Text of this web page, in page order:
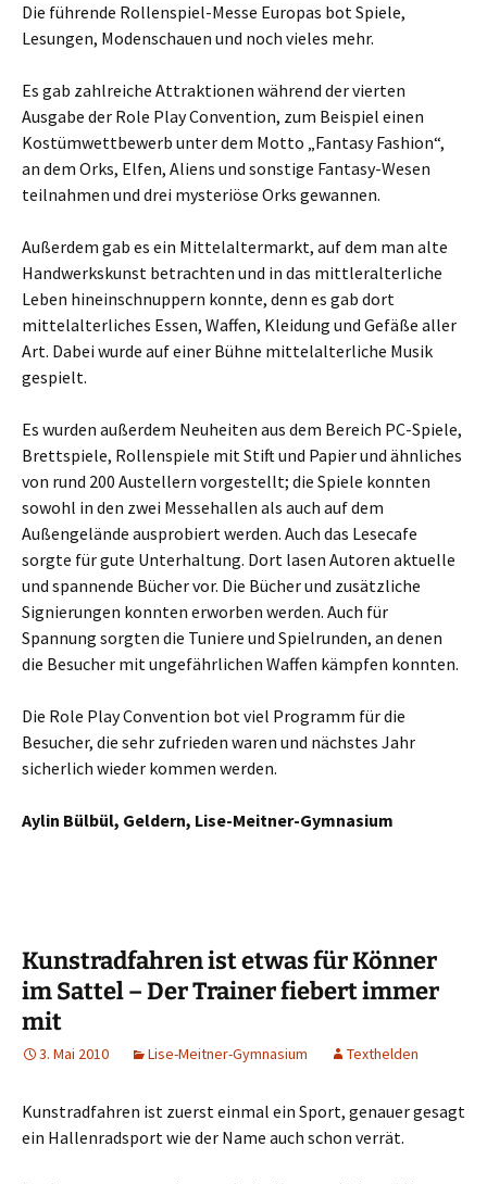
Die führende Rollenspiel-Messe Europas bot Spiele,
Lesungen, Modenschauen und noch vieles mehr.
Es gab zahlreiche Attraktionen während der vierten
Ausgabe der Role Play Convention, zum Beispiel einen
Kostümwettbewerb unter dem Motto „Fantasy Fashion“,
an dem Orks, Elfen, Aliens und sonstige Fantasy-Wesen
teilnahmen und drei mysteriöse Orks gewannen.
Außerdem gab es ein Mittelaltermarkt, auf dem man alte
Handwerkskunst betrachten und in das mittleralterliche
Leben hineinschnuppern konnte, denn es gab dort
mittelalterliches Essen, Waffen, Kleidung und Gefäße aller
Art. Dabei wurde auf einer Bühne mittelalterliche Musik
gespielt.
Es wurden außerdem Neuheiten aus dem Bereich PC-Spiele,
Brettspiele, Rollenspiele mit Stift und Papier und ähnliches
von rund 200 Austellern vorgestellt; die Spiele konnten
sowohl in den zwei Messehallen als auch auf dem
Außengelände ausprobiert werden. Auch das Lesecafe
sorgte für gute Unterhaltung. Dort lasen Autoren aktuelle
und spannende Bücher vor. Die Bücher und zusätzliche
Signierungen konnten erworben werden. Auch für
Spannung sorgten die Tuniere und Spielrunden, an denen
die Besucher mit ungefährlichen Waffen kämpfen konnten.
Die Role Play Convention bot viel Programm für die
Besucher, die sehr zufrieden waren und nächstes Jahr
sicherlich wieder kommen werden.
Aylin Bülbül, Geldern, Lise-Meitner-Gymnasium
Kunstradfahren ist etwas für Könner
im Sattel – Der Trainer fiebert immer
mit
3. Mai 2010 Lise-Meitner-Gymnasium Texthelden
Kunstradfahren ist zuerst einmal ein Sport, genauer gesagt
ein Hallenradsport wie der Name auch schon verrät.